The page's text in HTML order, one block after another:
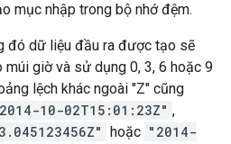
mục nhập trong bộ nhớ đệm.
đó dữ liệu đầu ra được tạo sẽ
múi giờ và sử dụng 0, 3, 6 hoặc 9
lệch khác ngoài "Z" cũng
10-02T15:01:23Z" ,
hoặc "2014-